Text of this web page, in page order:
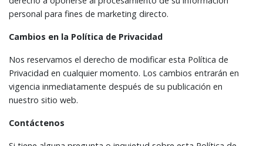
personal para fines de marketing directo.
Cambios en la Política de Privacidad
Nos reservamos el derecho de modificar esta Política de
Privacidad en cualquier momento. Los cambios entrarán en
vigencia inmediatamente después de su publicación en
nuestro sitio web.
Contáctenos